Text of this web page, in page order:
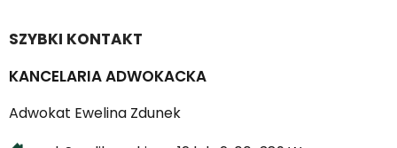
SZYBKI KONTAKT
KANCELARIA ADWOKACKA
Adwokat Ewelina Zdunek